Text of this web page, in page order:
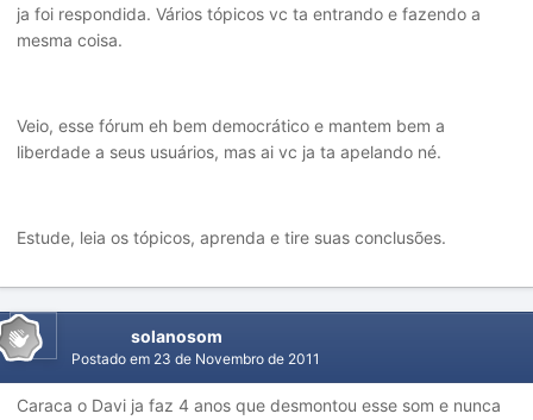
ja foi respondida. Vários tópicos vc ta entrando e fazendo a
mesma coisa.
Veio, esse fórum eh bem democrático e mantem bem a
liberdade a seus usuários, mas ai vc ja ta apelando né.
Estude, leia os tópicos, aprenda e tire suas conclusões.
solanosom
Postado em 23 de Novembro de 2011
Caraca o Davi ja faz 4 anos que desmontou esse som e nunca